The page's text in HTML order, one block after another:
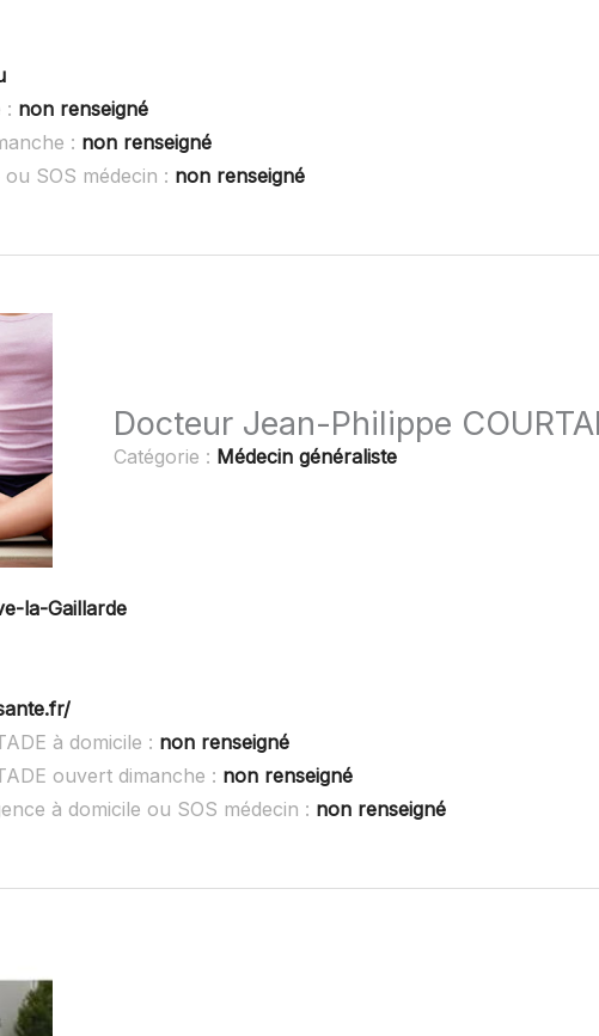
: non renseigné
: non renseigné
SOS médecin : non renseigné
Docteur Jean-Philippe
Catégorie : Médecin généraliste
la-Gaillarde
à domicile : non renseigné
ouvert dimanche : non renseigné
à domicile ou SOS médecin : non renseigné